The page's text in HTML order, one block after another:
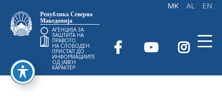
Република Северна
Македонија
АГЕНЦИЈА ЗА
ЗАШТИТА НА
ПРАВОТО
НА СЛОБОДЕН
ПРИСТАП ДО
ИНФОРМАЦИИТЕ
ОД ЈАВЕН
КАРАКТЕР